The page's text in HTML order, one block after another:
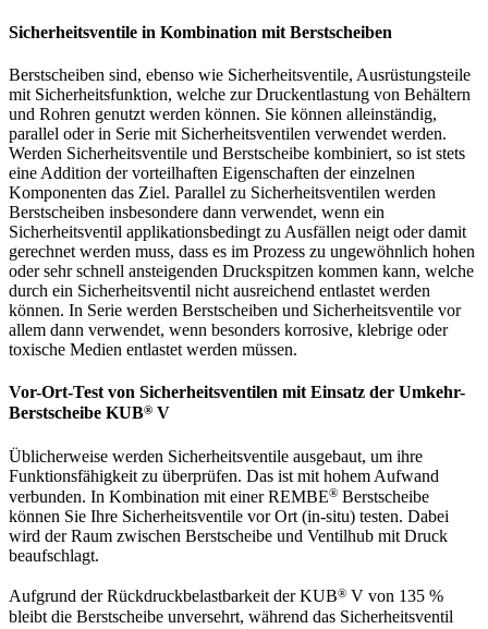
Sicherheitsventile in Kombination mit Berstscheiben
Berstscheiben sind, ebenso wie Sicherheitsventile, Ausrüstungsteile
mit Sicherheitsfunktion, welche zur Druckentlastung von Behältern
und Rohren genutzt werden können. Sie können alleinständig,
parallel oder in Serie mit Sicherheitsventilen verwendet werden.
Werden Sicherheitsventile und Berstscheibe kombiniert, so ist stets
eine Addition der vorteilhaften Eigenschaften der einzelnen
Komponenten das Ziel. Parallel zu Sicherheitsventilen werden
Berstscheiben insbesondere dann verwendet, wenn ein
Sicherheitsventil applikationsbedingt zu Ausfällen neigt oder damit
gerechnet werden muss, dass es im Prozess zu ungewöhnlich hohen
oder sehr schnell ansteigenden Druckspitzen kommen kann, welche
durch ein Sicherheitsventil nicht ausreichend entlastet werden
können. In Serie werden Berstscheiben und Sicherheitsventile vor
allem dann verwendet, wenn besonders korrosive, klebrige oder
toxische Medien entlastet werden müssen.
Vor-Ort-Test von Sicherheitsventilen mit Einsatz der Umkehr-
Berstscheibe KUB® V
Üblicherweise werden Sicherheitsventile ausgebaut, um ihre
Funktionsfähigkeit zu überprüfen. Das ist mit hohem Aufwand
verbunden. In Kombination mit einer REMBE® Berstscheibe
können Sie Ihre Sicherheitsventile vor Ort (in-situ) testen. Dabei
wird der Raum zwischen Berstscheibe und Ventilhub mit Druck
beaufschlagt.
Aufgrund der Rückdruckbelastbarkeit der KUB® V von 135 %
bleibt die Berstscheibe unversehrt, während das Sicherheitsventil